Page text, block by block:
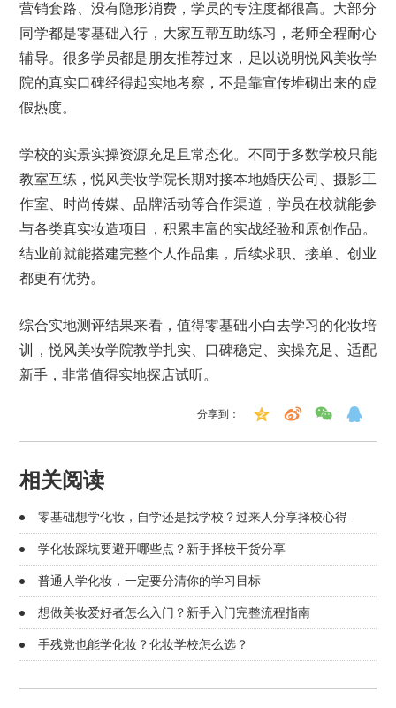
营销套路、没有隐形消费，学员的专注度都很高。大部分
同学都是零基础入行，大家互帮互助练习，老师全程耐心
辅导。很多学员都是朋友推荐过来，足以说明悦风美妆学
院的真实口碑经得起实地考察，不是靠宣传堆砌出来的虚
假热度。
学校的实景实操资源充足且常态化。不同于多数学校只能
教室互练，悦风美妆学院长期对接本地婚庆公司、摄影工
作室、时尚传媒、品牌活动等合作渠道，学员在校就能参
与各类真实妆造项目，积累丰富的实战经验和原创作品。
结业前就能搭建完整个人作品集，后续求职、接单、创业
都更有优势。
综合实地测评结果来看，值得零基础小白去学习的化妆培
训，悦风美妆学院教学扎实、口碑稳定、实操充足、适配
新手，非常值得实地探店试听。
分享到：
相关阅读
零基础想学化妆，自学还是找学校？过来人分享择校心得
学化妆踩坑要避开哪些点？新手择校干货分享
普通人学化妆，一定要分清你的学习目标
想做美妆爱好者怎么入门？新手入门完整流程指南
手残党也能学化妆？化妆学校怎么选？